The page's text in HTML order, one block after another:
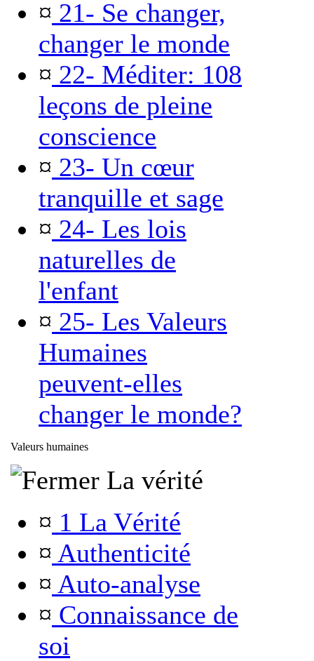
¤ 21- Se changer,
changer le monde
¤ 22- Méditer: 108
leçons de pleine
conscience
¤ 23- Un cœur
tranquille et sage
¤ 24- Les lois
naturelles de
l'enfant
¤ 25- Les Valeurs
Humaines
peuvent-elles
changer le monde?
Valeurs humaines
La vérité
¤ 1 La Vérité
¤ Authenticité
¤ Auto-analyse
¤ Connaissance de
soi